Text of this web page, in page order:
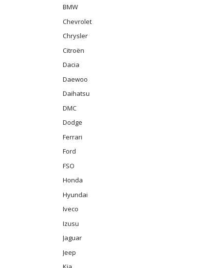
BMW
Chevrolet
Chrysler
Citroën
Dacia
Daewoo
Daihatsu
DMC
Dodge
Ferrari
Ford
FSO
Honda
Hyundai
Iveco
Izusu
Jaguar
Jeep